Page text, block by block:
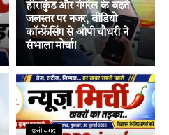
हीराकुंड और गंगरेल के बढ़ते
जलस्तर पर नजर, वीडियो
कॉन्फ्रेंसिंग से ओपी चौधरी ने
संभाला मोर्चा!
छत्तीसगढ़